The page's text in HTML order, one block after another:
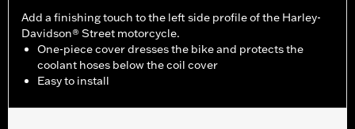
Add a finishing touch to the left side profile of the Harley-
Davidson® Street motorcycle.
One-piece cover dresses the bike and protects the
coolant hoses below the coil cover
Easy to install